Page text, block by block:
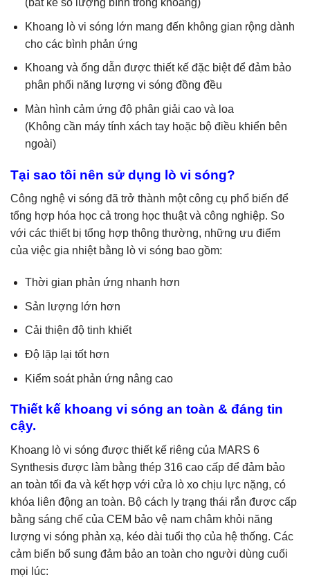
(bất kể số lượng bình trong khoang)
Khoang lò vi sóng lớn mang đến không gian rộng dành
cho các bình phản ứng
Khoang và ống dẫn được thiết kế đặc biệt để đảm bảo
phân phối năng lượng vi sóng đồng đều
Màn hình cảm ứng độ phân giải cao và loa
(Không cần máy tính xách tay hoặc bộ điều khiển bên
ngoài)
Tại sao tôi nên sử dụng lò vi sóng?
Công nghệ vi sóng đã trở thành một công cụ phổ biến để
tổng hợp hóa học cả trong học thuật và công nghiệp. So
với các thiết bị tổng hợp thông thường, những ưu điểm
của việc gia nhiệt bằng lò vi sóng bao gồm:
Thời gian phản ứng nhanh hơn
Sản lượng lớn hơn
Cải thiện độ tinh khiết
Độ lặp lại tốt hơn
Kiểm soát phản ứng nâng cao
Thiết kế khoang vi sóng an toàn & đáng tin
cậy.
Khoang lò vi sóng được thiết kế riêng của MARS 6
Synthesis được làm bằng thép 316 cao cấp để đảm bảo
an toàn tối đa và kết hợp với cửa lò xo chịu lực nặng, có
khóa liên động an toàn. Bộ cách ly trạng thái rắn được cấp
bằng sáng chế của CEM bảo vệ nam châm khỏi năng
lượng vi sóng phản xạ, kéo dài tuổi thọ của hệ thống. Các
cảm biến bổ sung đảm bảo an toàn cho người dùng cuối
mọi lúc: